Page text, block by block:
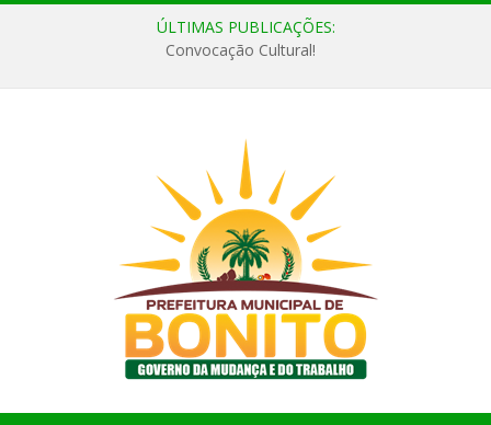
ÚLTIMAS PUBLICAÇÕES:
Convocação Cultural!